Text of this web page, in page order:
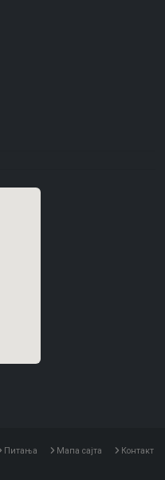
Питања Мапа сајта Контакт